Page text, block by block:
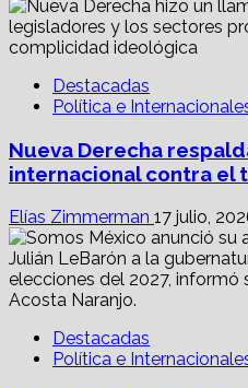
Destacadas
Política e
Nueva Derecha
internacional contra el
Elías Zimmerman 17 julio,
Destacadas
Política e